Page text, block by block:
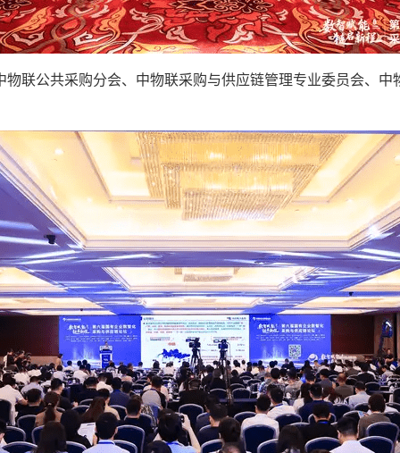
联公共采购分会、中物联采购与供应链管理专业委员会、中